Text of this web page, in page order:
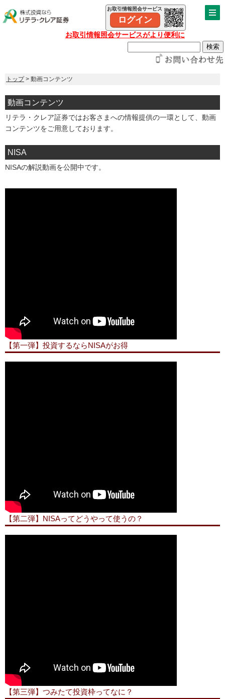
お取引情報照会サービス
ログイン
お取引情報照会サービスがより便利に
トップ> 動画コンテンツ
動画コンテンツ
リテラ・クレア証券ではお客さまへの情報提供の一環として、動画
コンテンツをご用意しております。
NISA
NISAの解説動画を公開中です。
【第一弾】投資するならNISAがお得
【第二弾】NISAってどうやって使うの？
【第三弾】つみたて投資枠ってなに？